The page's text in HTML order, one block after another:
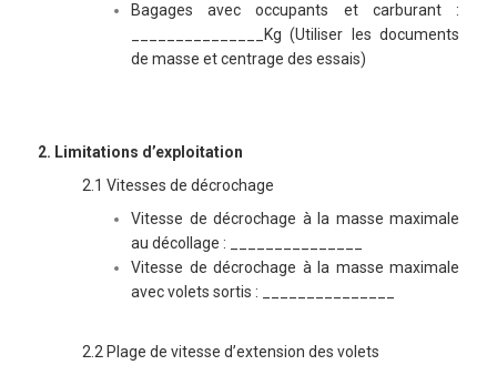
Bagages avec occupants et carburant :
_______________Kg(Utiliser les documents
de masse et centrage des essais)
2. Limitations d’exploitation
2.1 Vitesses de décrochage
Vitesse de décrochage à la masse maximale
au décollage : _______________
Vitesse de décrochage à la masse maximale
avec volets sortis : _______________
2.2 Plage de vitesse d’extension des volets